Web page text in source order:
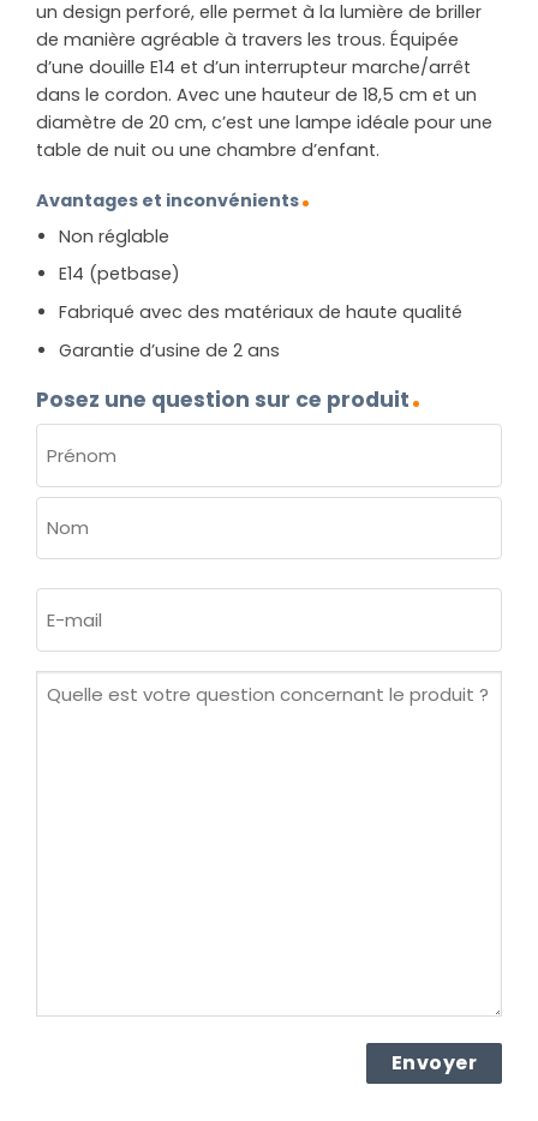
un design perforé, elle permet à la lumière de briller
de manière agréable à travers les trous. Équipée
d’une douille E14 et d’un interrupteur marche/arrêt
dans le cordon. Avec une hauteur de 18,5 cm et un
diamètre de 20 cm, c’est une lampe idéale pour une
table de nuit ou une chambre d’enfant.
Avantages et inconvénients
Non réglable
E14 (petbase)
Fabriqué avec des matériaux de haute qualité
Garantie d’usine de 2 ans
Posez une question sur ce produit
(NÉCESSAIRE)
Prénom
mail
Quelle